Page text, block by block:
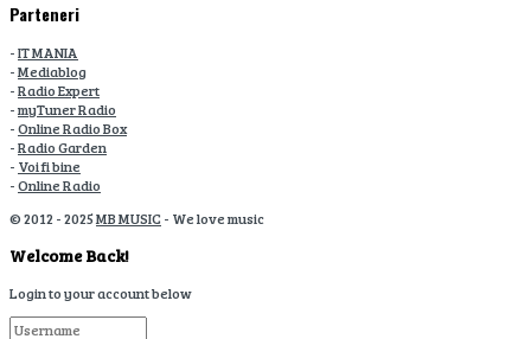
Parteneri
-IT MANIA
-Mediablog
-Radio Expert
-myTuner Radio
-Online Radio Box
-Radio Garden
- Voi fi bine
-Online Radio
© 2012 - 2025MB MUSIC- We love music
Welcome Back!
Login to your account below